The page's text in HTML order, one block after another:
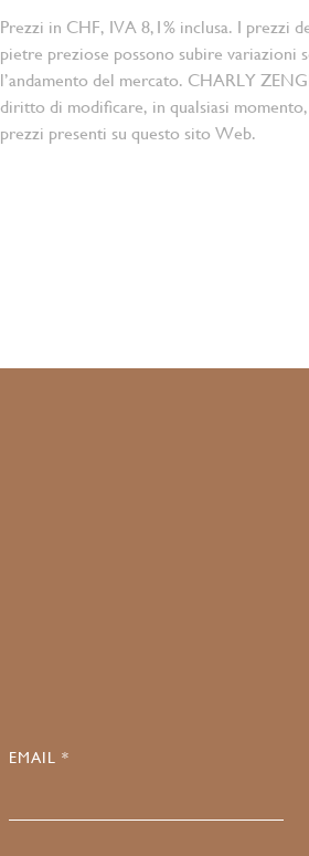
Prezzi in CHF, IVA 8,1% inclusa. I prezzi
pietre preziose possono subire variazioni
l’andamento del mercato. CHARLY
diritto di modificare, in qualsiasi
prezzi presenti su questo sito Web.
EMAIL *